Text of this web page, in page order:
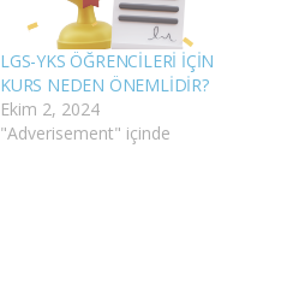
LGS-YKS ÖĞRENCİLERİ İÇİN
KURS NEDEN ÖNEMLİDİR?
Ekim 2, 2024
"Adverisement" içinde